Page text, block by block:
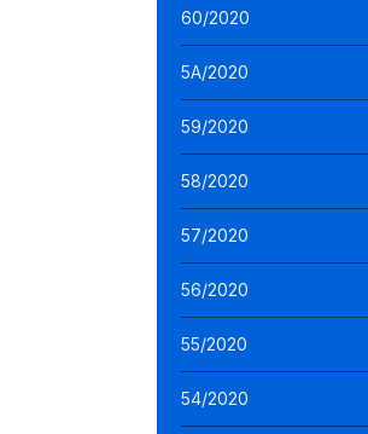
60/2020
5A/2020
59/2020
58/2020
57/2020
56/2020
55/2020
54/2020